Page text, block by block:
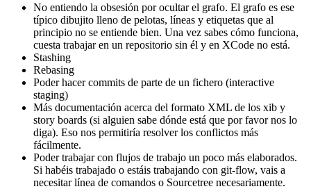
No entiendo la obsesión por ocultar el grafo. El grafo es ese
típico dibujito lleno de pelotas, líneas y etiquetas que al
principio no se entiende bien. Una vez sabes cómo funciona,
cuesta trabajar en un repositorio sin él y en XCode no está.
Stashing
Rebasing
Poder hacer commits de parte de un fichero (interactive
staging)
Más documentación acerca del formato XML de los xib y
story boards (si alguien sabe dónde está que por favor nos lo
diga). Eso nos permitiría resolver los conflictos más
fácilmente.
Poder trabajar con flujos de trabajo un poco más elaborados.
Si habéis trabajado o estáis trabajando con git-flow, vais a
necesitar línea de comandos o Sourcetree necesariamente.